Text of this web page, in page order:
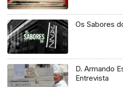
Os Sabores
D. Armando
Entrevista